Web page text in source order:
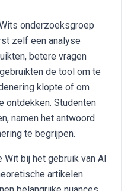
onderzoeksgroep
zelf een analyse
betere vragen
de tool om te
klopte of om
ontdekken. Studenten
namen het antwoord
te begrijpen.
bij het gebruik van AI
artikelen.